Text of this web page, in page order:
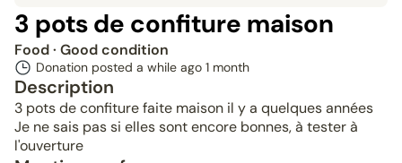
3 pots de confiture maison
Food· Good condition
Donation posted a while ago 1 month
Description
3 pots de confiture faite maison il y a quelques années
Je ne sais pas si elles sont encore bonnes, à tester à
l'ouverture